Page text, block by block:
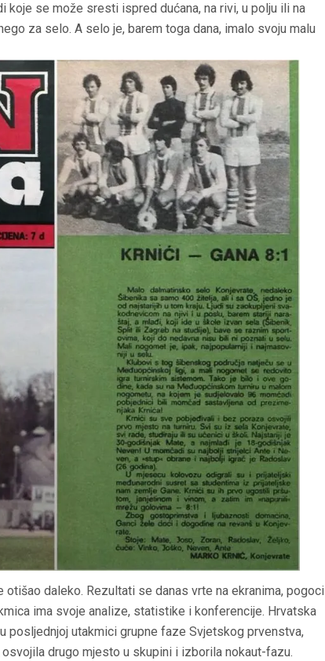
koje se može sresti ispred dućana, na rivi, u polju ili na
za selo. A selo je, barem toga dana, imalo svoju malu
daleko. Rezultati se danas vrte na ekranima, pogoci
ima svoje analize, statistike i konferencije. Hrvatska
posljednjoj utakmici grupne faze Svjetskog prvenstva,
drugo mjesto u skupini i izborila nokaut-fazu.